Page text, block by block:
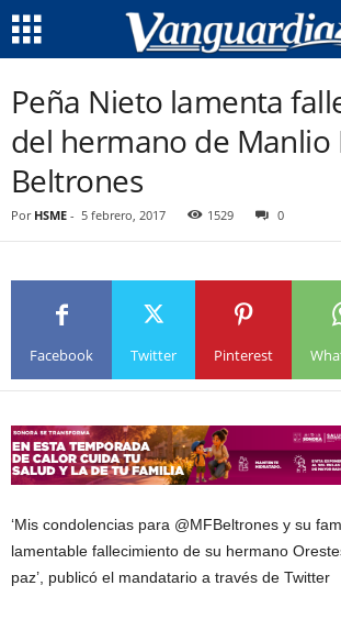
Peña Nieto lamenta
del hermano de Manlio
Beltrones
Por HSME - 5 febrero, 2017 1529 0
Facebook Twitter Pinterest
‘Mis condolencias para @MFBeltrones y su
lamentable fallecimiento de su hermano
paz’, publicó el mandatario a través de Twitter